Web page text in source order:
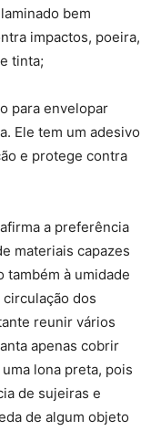
bem
impactos, poeira,
tinta;
para envelopar
Ele tem um adesivo
e protege contra
a preferência
materiais capazes
também à umidade
dos
reunir vários
apenas cobrir
lona preta, pois
de sujeiras e
de algum objeto